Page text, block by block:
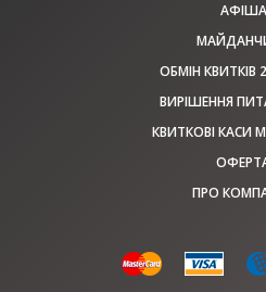
АФІША
ОБМІН КВИТКІВ
ВИРІШЕННЯ
КВИТКОВІ КАСИ
ПРО